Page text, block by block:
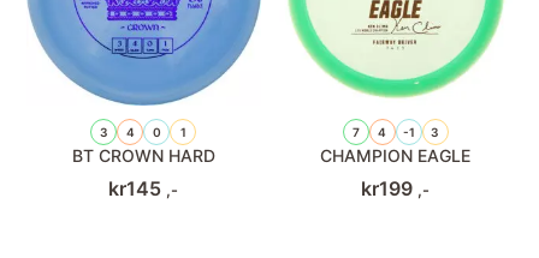
3 4 0 1
BT CROWN HARD
kr145 ,-
7 4 -1 3
CHAMPION EAGLE
kr199 ,-